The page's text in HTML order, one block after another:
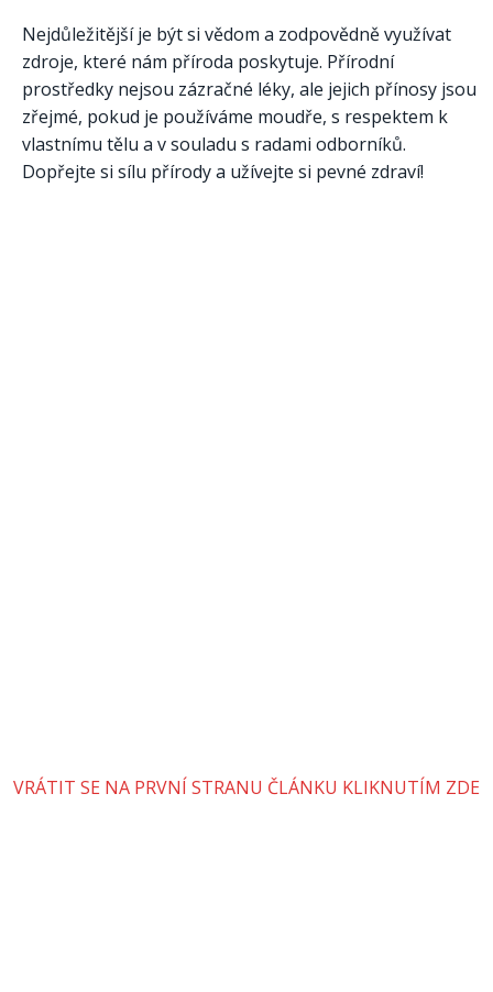
Nejdůležitější je být si vědom a zodpovědně využívat
zdroje, které nám příroda poskytuje. Přírodní
prostředky nejsou zázračné léky, ale jejich přínosy jsou
zřejmé, pokud je používáme moudře, s respektem k
vlastnímu tělu a v souladu s radami odborníků.
Dopřejte si sílu přírody a užívejte si pevné zdraví!
VRÁTIT SE NA PRVNÍ STRANU ČLÁNKU KLIKNUTÍM ZDE